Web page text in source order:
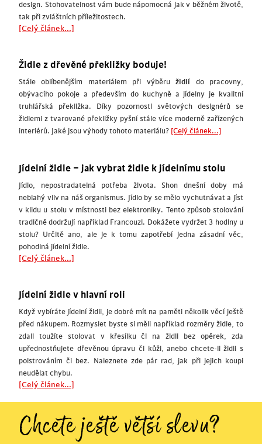
design. Stohovatelnost vám bude nápomocná jak v běžném životě,
tak při zvláštních příležitostech.
[Celý článek...]
Židle z dřevěné překližky boduje!
Stále oblíbenějším materiálem při výběružidlí do pracovny,
obývacího pokoje a především do kuchyně a jídelny je kvalitní
truhlářská překližka. Díky pozornosti světových designérů se
židlemi z tvarované překližky pyšní stále více moderně zařízených
interiérů. Jaké jsou výhody tohoto materiálu? [Celý článek...]
Jídelní židle – jak vybrat židle k jídelnímu stolu
Jídlo, nepostradatelná potřeba života. Shon dnešní doby má
neblahý vliv na náš organismus. Jídlo by se mělo vychutnávat a jíst
v klidu u stolu v místnosti bez elektroniky. Tento způsob stolování
tradičně dodržují například Francouzi. Dokážete vydržet 3 hodiny u
stolu? Určitě ano, ale je k tomu zapotřebí jedna zásadní věc,
pohodlná jídelní židle.
[Celý článek...]
Jídelní židle v hlavní roli
Když vybíráte jídelní židli, je dobré mít na paměti několik věcí ještě
před nákupem. Rozmyslet byste si měli například rozměry židle, to
zdali toužíte stolovat v křesílku či na židli bez opěrek, zda
upřednostňujete dřevěnou úpravu či kůži, anebo chcete-li židli s
polstrováním či bez. Naleznete zde pár rad, jak při jejich koupi
neudělat chybu.
[Celý článek...]
Chcete ještě větší slevu?